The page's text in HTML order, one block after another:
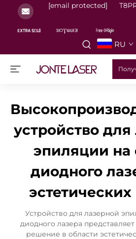
[email protected]
RU
устройство
эпиляции на
диодного
Устройство для лазерной
диодного лазера
решение в области